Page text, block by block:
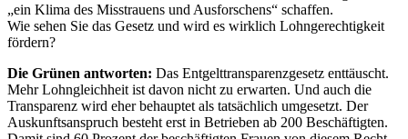
„ein Klima des Misstrauens und Ausforschens“ schaffen.
Wie sehen Sie das Gesetz und wird es wirklich Lohngerechtigkeit
fördern?
Die Grünen antworten: Das Entgelttransparenzgesetz enttäuscht.
Mehr Lohngleichheit ist davon nicht zu erwarten. Und auch die
Transparenz wird eher behauptet als tatsächlich umgesetzt. Der
Auskunftsanspruch besteht erst in Betrieben ab 200 Beschäftigten.